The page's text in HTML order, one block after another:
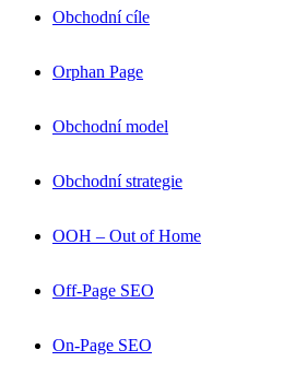
Obchodní cíle
Orphan Page
Obchodní model
Obchodní strategie
OOH – Out of Home
Off-Page SEO
On-Page SEO